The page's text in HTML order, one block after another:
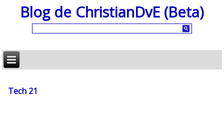
Blog de ChristianDvE (Beta)
Tech 21